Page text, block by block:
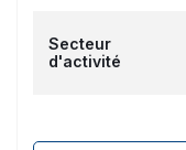
Secteur
d'activité